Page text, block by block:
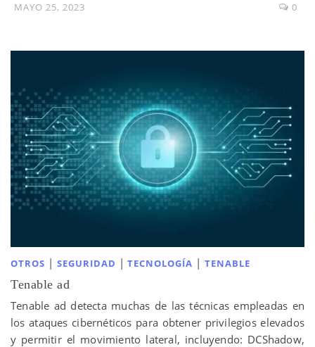
MAYO 25, 2023 0
OTROS | SEGURIDAD |TECNOLOGÍA | TENABLE
Tenable ad
Tenable ad detecta muchas de las técnicas empleadas en
los ataques cibernéticos para obtener privilegios elevados
y permitir el movimiento lateral, incluyendo: DCShadow,